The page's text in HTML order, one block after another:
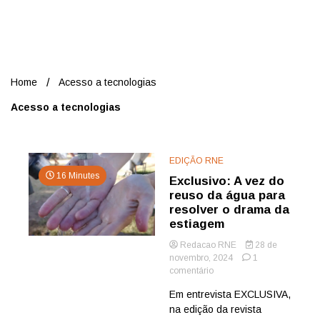
Home Acesso a tecnologias
Acesso a tecnologias
16 Minutes
EDIÇÃO RNE
Exclusivo: A vez do
reuso da água para
resolver o drama da
estiagem
Redacao RNE
28 de
novembro, 2024
1
comentárioem
A
vez
Em entrevista EXCLUSIVA,
na edição da revista